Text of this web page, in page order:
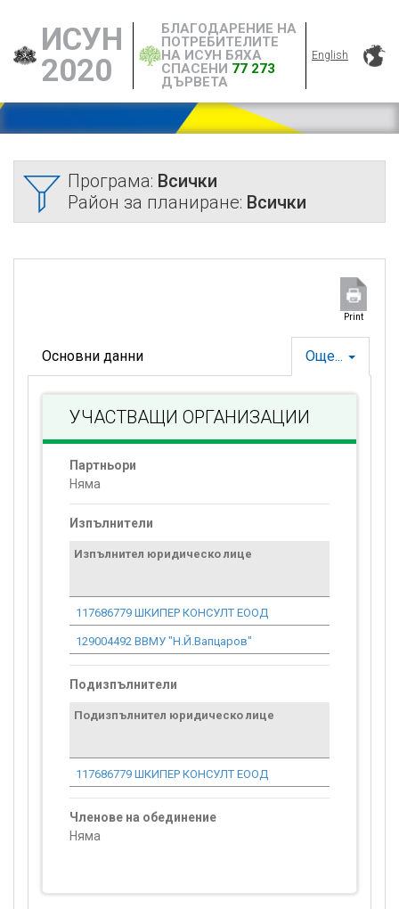
ИСУН
2020
БЛАГОДАРЕНИЕ НА
ПОТРЕБИТЕЛИТЕ
НА ИСУН БЯХА
СПАСЕНИ 77 273
ДЪРВЕТА
English
Програма: Всички
Район за планиране: Всички
Print
Още...
Основни данни
УЧАСТВАЩИ ОРГАНИЗАЦИИ
Партньори
Няма
Изпълнители
Изпълнител юридическо лице
117686779 ШКИПЕР КОНСУЛТ ЕООД
129004492 ВВМУ "Н.Й.Вапцаров"
Подизпълнители
Подизпълнител юридическо лице
117686779 ШКИПЕР КОНСУЛТ ЕООД
Членове на обединение
Няма